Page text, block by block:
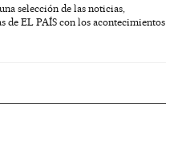
selección de las noticias,
de EL PAÍS con los acontecimientos